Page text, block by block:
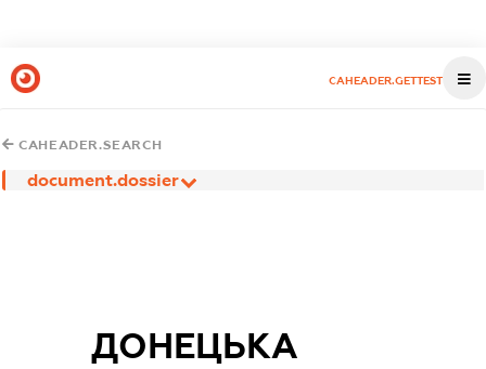
CAHEADER.GETTEST
CAHEADER.SEARCH
document.dossier
ДОНЕЦЬКА